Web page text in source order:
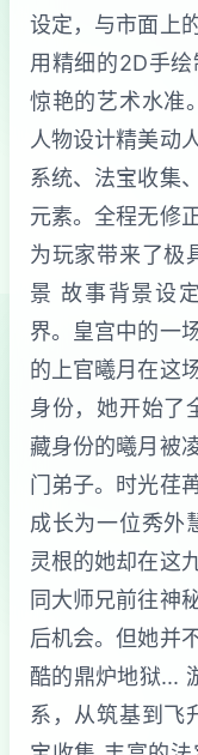
设定，与市面上
用精细的2D手
惊艳的艺术水准
人物设计精美动
系统、法宝收集
元素。全程无修
为玩家带来了极
景 故事背景设
界。皇宫中的一
的上官曦月在这
身份，她开始了
藏身份的曦月被
门弟子。时光荏
成长为一位秀外
灵根的她却在这
同大师兄前往神
后机会。但她并
酷的鼎炉地狱...
系，从筑基到飞